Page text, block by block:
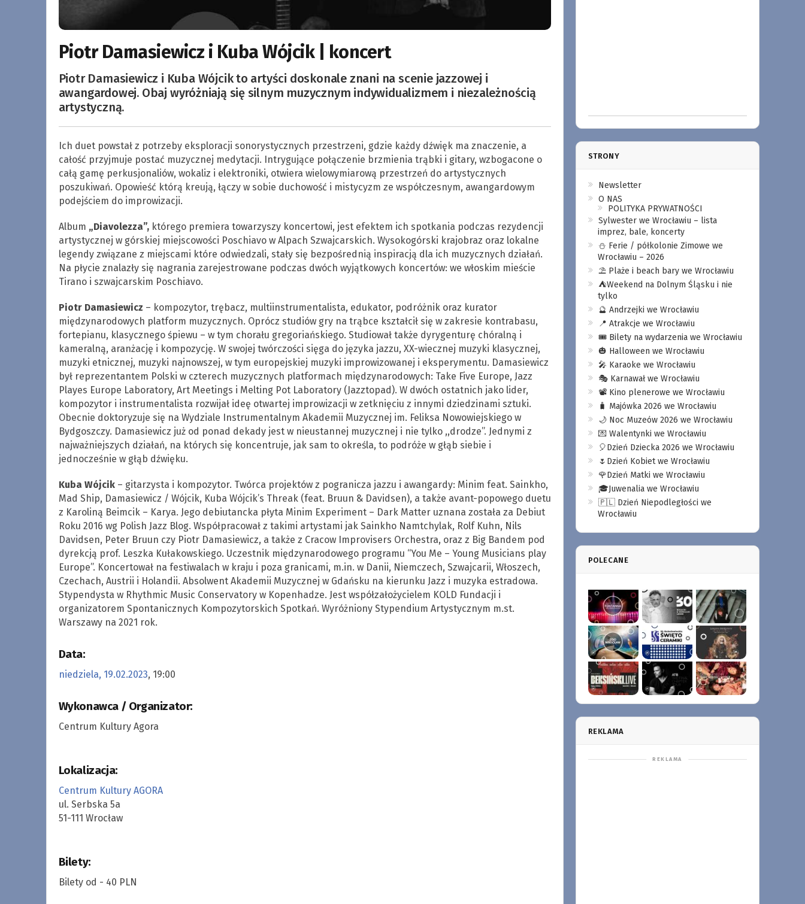
Piotr Damasiewicz i Kuba Wójcik | koncert
Piotr Damasiewicz i Kuba Wójcik to artyści doskonale znani na scenie jazzowej i
awangardowej. Obaj wyróżniają się silnym muzycznym indywidualizmem i niezależnością
artystyczną.
Ich duet powstał z potrzeby eksploracji sonorystycznych przestrzeni, gdzie każdy dźwięk ma znaczenie, a
całość przyjmuje postać muzycznej medytacji. Intrygujące połączenie brzmienia trąbki i gitary, wzbogacone o
całą gamę perkusjonaliów, wokaliz i elektroniki, otwiera wielowymiarową przestrzeń do artystycznych
poszukiwań. Opowieść którą kreują, łączy w sobie duchowość i mistycyzm ze współczesnym, awangardowym
podejściem do improwizacji.
Album „Diavolezza”,którego premiera towarzyszy koncertowi, jest efektem ich spotkania podczas rezydencji
artystycznej w górskiej miejscowości Poschiavo w Alpach Szwajcarskich. Wysokogórski krajobraz oraz lokalne
legendy związane z miejscami które odwiedzali, stały się bezpośrednią inspiracją dla ich muzycznych działań.
Na płycie znalazły się nagrania zarejestrowane podczas dwóch wyjątkowych koncertów: we włoskim mieście
Tirano i szwajcarskim Poschiavo.
Piotr Damasiewicz – kompozytor, trębacz, multiinstrumentalista, edukator, podróżnik oraz kurator
międzynarodowych platform muzycznych. Oprócz studiów gry na trąbce kształcił się w zakresie kontrabasu,
fortepianu, klasycznego śpiewu – w tym chorału gregoriańskiego. Studiował także dyrygenturę chóralną i
kameralną, aranżację i kompozycję. W swojej twórczości sięga do języka jazzu, XX-wiecznej muzyki klasycznej,
muzyki etnicznej, muzyki najnowszej, w tym europejskiej muzyki improwizowanej i eksperymentu. Damasiewicz
był reprezentantem Polski w czterech muzycznych platformach międzynarodowych: Take Five Europe, Jazz
Playes Europe Laboratory, Art Meetings i Melting Pot Laboratory (Jazztopad). W dwóch ostatnich jako lider,
kompozytor i instrumentalista rozwijał ideę otwartej improwizacji w zetknięciu z innymi dziedzinami sztuki.
Obecnie doktoryzuje się na Wydziale Instrumentalnym Akademii Muzycznej im. Feliksa Nowowiejskiego w
Bydgoszczy. Damasiewicz już od ponad dekady jest w nieustannej muzycznej i nie tylko ,,drodze”. Jednymi z
najważniejszych działań, na których się koncentruje, jak sam to określa, to podróże w głąb siebie i
jednocześnie w głąb dźwięku.
Kuba Wójcik– gitarzysta i kompozytor. Twórca projektów z pogranicza jazzu i awangardy: Minim feat. Sainkho,
Mad Ship, Damasiewicz / Wójcik, Kuba Wójcik’s Threak (feat. Bruun & Davidsen), a także avant-popowego duetu
z Karoliną Beimcik – Karya. Jego debiutancka płyta Minim Experiment – Dark Matter uznana została za Debiut
Roku 2016 wg Polish Jazz Blog. Współpracował z takimi artystami jak Sainkho Namtchylak, Rolf Kuhn, Nils
Davidsen, Peter Bruun czy Piotr Damasiewicz, a także z Cracow Improvisers Orchestra, oraz z Big Bandem pod
dyrekcją prof. Leszka Kułakowskiego. Uczestnik międzynarodowego programu “You Me – Young Musicians play
Europe”. Koncertował na festiwalach w kraju i poza granicami, m.in. w Danii, Niemczech, Szwajcarii, Włoszech,
Czechach, Austrii i Holandii. Absolwent Akademii Muzycznej w Gdańsku na kierunku Jazz i muzyka estradowa.
Stypendysta w Rhythmic Music Conservatory w Kopenhadze. Jest współzałożycielem KOLD Fundacji i
organizatorem Spontanicznych Kompozytorskich Spotkań. Wyróżniony Stypendium Artystycznym m.st.
Warszawy na 2021 rok.
Data:
niedziela, 19.02.2023, 19:00
Wykonawca / Organizator:
Centrum Kultury Agora
Lokalizacja:
Centrum Kultury AGORA
ul. Serbska 5a
51-111 Wrocław
Bilety:
Bilety od - 40 PLN
STRONY
Newsletter
O NAS
POLITYKA PRYWATNOŚCI
Sylwester we Wrocławiu – lista
imprez, bale, koncerty
⛄️ Ferie / półkolonie Zimowe we
Wrocławiu – 2026
⛱️ Plaże i beach bary we Wrocławiu
⛺️Weekend na Dolnym Śląsku i nie
tylko
🔮 Andrzejki we Wrocławiu
📍 Atrakcje we Wrocławiu
🎟️ Bilety na wydarzenia we Wrocławiu
🎃 Halloween we Wrocławiu
🎤 Karaoke we Wrocławiu
🎭 Karnawał we Wrocławiu
📽️ Kino plenerowe we Wrocławiu
🧳 Majówka 2026 we Wrocławiu
🌙 Noc Muzeów 2026 we Wrocławiu
💌 Walentynki we Wrocławiu
🎈Dzień Dziecka 2026 we Wrocławiu
🌷Dzień Kobiet we Wrocławiu
🌹Dzień Matki we Wrocławiu
🎓Juwenalia we Wrocławiu
🇵🇱 Dzień Niepodległości we
Wrocławiu
POLECANE
REKLAMA
×